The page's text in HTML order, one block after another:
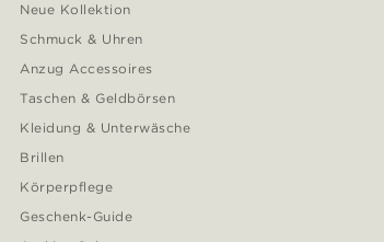
Neue Kollektion
Schmuck & Uhren
Anzug Accessoires
Taschen & Geldbörsen
Kleidung & Unterwäsche
Brillen
Körperpflege
Geschenk-Guide